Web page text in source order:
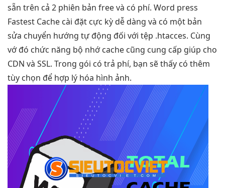
sẵn trên cả 2 phiên bản free và có phí. Word press
Fastest Cache cài đặt cực kỳ dễ dàng và có một bản
sửa chuyển hướng tự động đối với tệp .htacces. Cùng
vớ đó chức năng bộ nhớ cache cũng cung cấp giúp cho
CDN và SSL. Trong gói có trả phí, bạn sẽ thấy có thêm
tùy chọn để hợp lý hóa hình ảnh.